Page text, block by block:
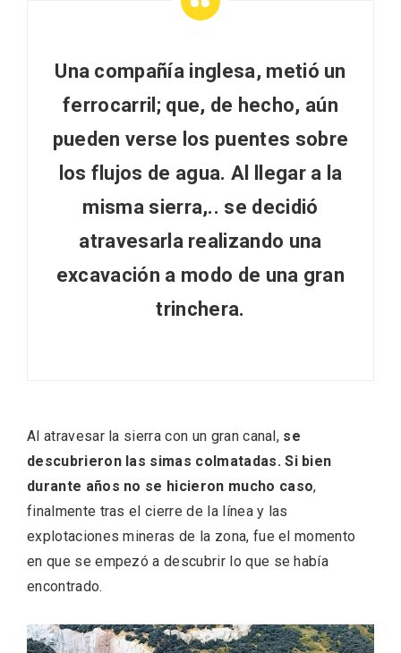
Una compañía inglesa, metió un
ferrocarril; que, de hecho, aún
pueden verse los puentes sobre
los flujos de agua. Al llegar a la
misma sierra,.. se decidió
atravesarla realizando una
excavación a modo de una gran
trinchera.
Al atravesar la sierra con un gran canal, se
descubrieron las simas colmatadas. Si bien
durante años no se hicieron mucho caso,
finalmente tras el cierre de la línea y las
explotaciones mineras de la zona, fue el momento
en que se empezó a descubrir lo que se había
encontrado.
Cigales inaugura la musealización de los
arcos de la Iglesia de Santiago Apóstol